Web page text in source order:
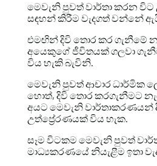
මෙවැනි පුවත් වාර්තා කරන
සඳහන් කිරීම වැදගත් වන්නේ
එමඟින් දිවි තොර කර ගැනීමේ
අයෙකුගේ ජීවිතයක් ගලවා
විය හැකි බැවිනි.
මෙවැනි පුවත් ආචාර ධාර්මික
හොත්, දිවි තොර කරගැනීමට
අයට මෙවැනි වාර්තාකරණයන්
උත්ප්‍රේරණයක් විය හැක.
සෑම විටකම මෙවැනි පුවත්
මාධ්‍යකරණයේ නියැළීම ඉතා